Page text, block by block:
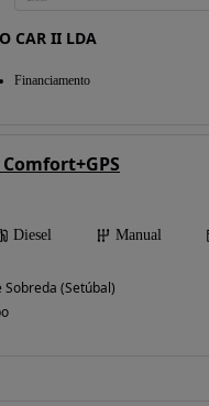
CAR II LDA
Financiamento
Diesel Manual
(Setúbal)